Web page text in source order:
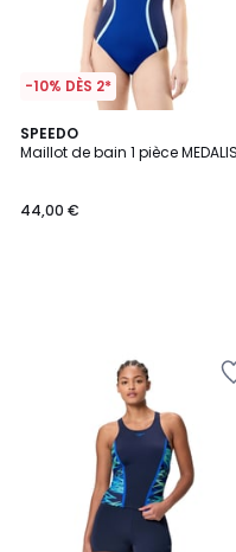
-10% DÈS 2*
SPEEDO
Maillot de bain 1 pièce
44,00 €